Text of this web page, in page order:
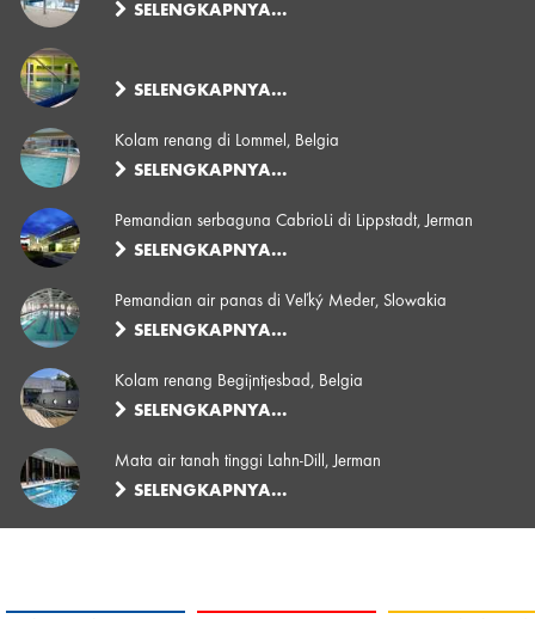
SELENGKAPNYA…
SELENGKAPNYA…
Kolam renang di Lommel, Belgia
SELENGKAPNYA…
Pemandian serbaguna CabrioLi di Lippstadt, Jerman
SELENGKAPNYA…
Pemandian air panas di Veľký Meder, Slowakia
SELENGKAPNYA…
Kolam renang Begijntjesbad, Belgia
SELENGKAPNYA…
Mata air tanah tinggi Lahn-Dill, Jerman
SELENGKAPNYA…